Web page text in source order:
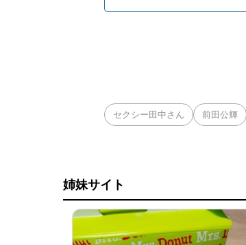
セクシー田中さん 前田公輝
姉妹サイト